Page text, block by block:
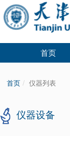
首页
首页 仪器列表
仪器设备